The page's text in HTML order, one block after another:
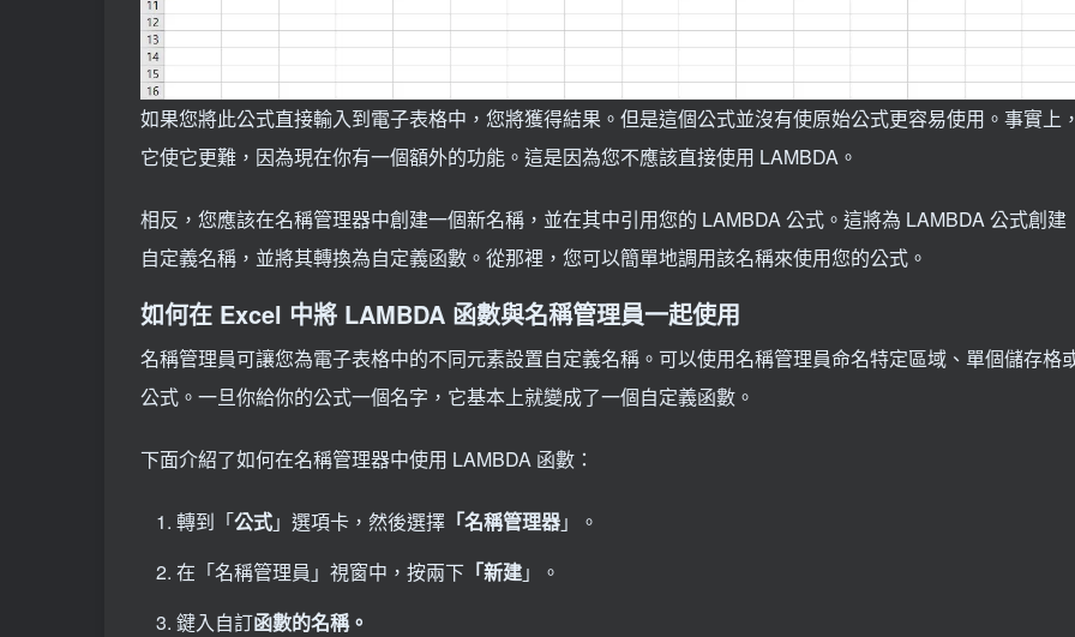
如果您將此公式直接輸入到電子表格中，您將獲得結果。但是這個公式並沒有使原始公式更容易使用。事實上
它使它更難，因為現在你有一個額外的功能。這是因為您不應該直接使用 LAMBDA。
相反，您應該在名稱管理器中創建一個新名稱，並在其中引用您的 LAMBDA 公式。這將為 LAMBDA 公式創建
自定義名稱，並將其轉換為自定義函數。從那裡，您可以簡單地調用該名稱來使用您的公式。
如何在 Excel 中將 LAMBDA 函數與名稱管理員一起使用
名稱管理員可讓您為電子表格中的不同元素設置自定義名稱。可以使用名稱管理員命名特定區域、單個儲存格
公式。一旦你給你的公式一個名字，它基本上就變成了一個自定義函數。
下面介紹了如何在名稱管理器中使用 LAMBDA 函數：
轉到「公式」選項卡，然後選擇 「名稱管理器」。
在「名稱管理員」視窗中，按兩下 「新建」。
鍵入自訂函數的名稱。